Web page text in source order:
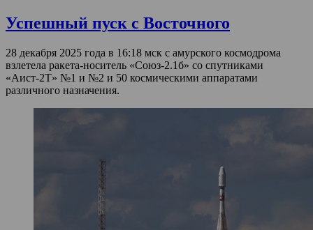
Успешный пуск с Восточного
28 декабря 2025 года в 16:18 мск с амурского космодрома
взлетела ракета-носитель «Союз‑2.1б» со спутниками
«Аист-2Т» №1 и №2 и 50 космическими аппаратами
различного назначения.